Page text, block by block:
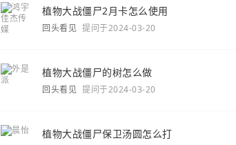
植物大战僵尸2月卡怎么使用
回头看见 提问于2024-03-20
植物大战僵尸的树怎么做
回头看见 提问于2024-03-20
植物大战僵尸保卫汤圆怎么打